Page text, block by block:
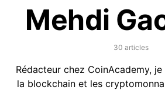
Mehdi
30 articles
Rédacteur chez CoinAcademy,
la blockchain et les